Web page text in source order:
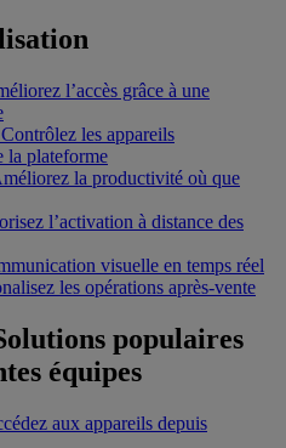
l’accès grâce à une
Contrôlez les appareils
la plateforme
la productivité où que
l’activation à distance des
visuelle en temps réel
les opérations après-vente
populaires
équipes
aux appareils depuis